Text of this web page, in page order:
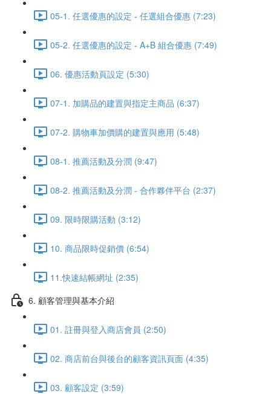
05-1. 任選優惠的設定 - 任選組合優惠 (7:23)
05-2. 任選優惠的設定 - A+B 組合優惠 (7:49)
06. 優惠活動頁設定 (5:30)
07-1. 加購品的建置與指定主商品 (6:37)
07-2. 購物車加價購的建置與應用 (5:48)
08-1. 推薦活動及分潤 (9:47)
08-2. 推薦活動及分潤 - 合作夥伴平台 (2:37)
09. 限時限購活動 (3:12)
10. 商品限時促銷價 (6:54)
11.快速結帳網址 (2:35)
6. 顧客管理與基本介紹
01. 註冊與登入商店會員 (2:50)
02. 商店前台與後台的顧客資訊頁面 (4:35)
03. 顧客設定 (3:59)